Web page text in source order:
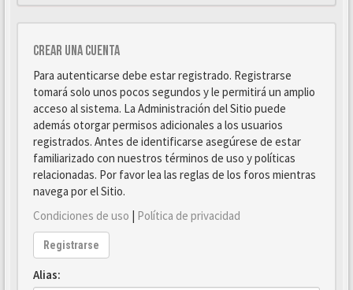
Crear una cuenta
Para autenticarse debe estar registrado. Registrarse
tomará solo unos pocos segundos y le permitirá un amplio
acceso al sistema. La Administración del Sitio puede
además otorgar permisos adicionales a los usuarios
registrados. Antes de identificarse asegúrese de estar
familiarizado con nuestros términos de uso y políticas
relacionadas. Por favor lea las reglas de los foros mientras
navega por el Sitio.
Condiciones de uso | Política de privacidad
Registrarse
Alias: